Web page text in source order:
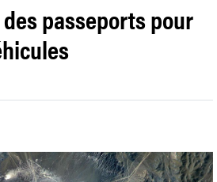
des passeports pour